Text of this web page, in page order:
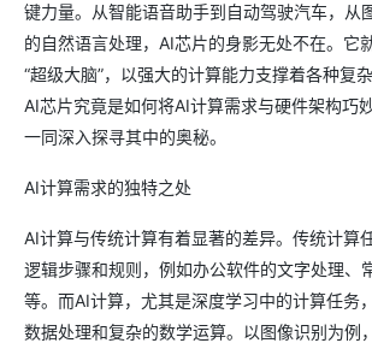
键力量。从智能语音助手到自动驾驶汽车，从
的自然语言处理，AI芯片的身影无处不在。它
“超级大脑”，以强大的计算能力支撑着各种复
AI芯片究竟是如何将AI计算需求与硬件架构巧
一同深入探寻其中的奥秘。
AI计算需求的独特之处
AI计算与传统计算有着显著的差异。传统计算
逻辑步骤和规则，例如办公软件的文字处理、
等。而AI计算，尤其是深度学习中的计算任务
数据处理和复杂的数学运算。以图像识别为例